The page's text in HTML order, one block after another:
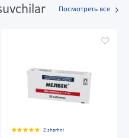
Посмотреть все
2 sharhni